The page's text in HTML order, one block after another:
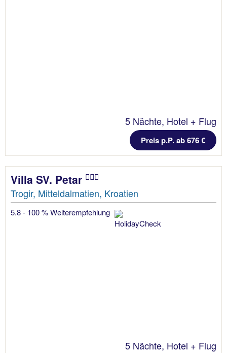
5 Nächte, Hotel + Flug
Preis p.P. ab 676 €
Villa SV. Petar
Trogir, Mitteldalmatien, Kroatien
5.8 - 100 % Weiterempfehlung
5 Nächte, Hotel + Flug